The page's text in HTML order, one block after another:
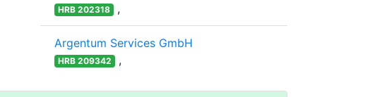
HRB 202318 ,
Argentum Services GmbH
HRB 209342 ,